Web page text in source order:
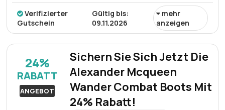
Verifizierter
Gutschein
Gültig bis:
09.11.2026
mehr
anzeigen
Einkauf und machen Sie jede Bestellung noch
vorteilhafter.
24%
RABATT
ANGEBOT
Sichern Sie Sich Jetzt Die
Alexander Mcqueen
Wander Combat Boots Mit
24% Rabatt!